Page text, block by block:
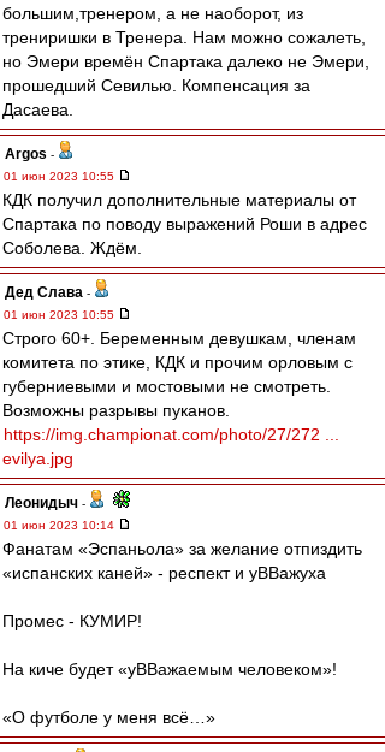
большим,тренером, а не наоборот, из
трениришки в Тренера. Нам можно сожалеть,
но Эмери времён Спартака далеко не Эмери,
прошедший Севилью. Компенсация за
Дасаева.
Argos -
01 июн 2023 10:55
КДК получил дополнительные материалы от
Спартака по поводу выражений Роши в адрес
Соболева. Ждём.
Дед Слава -
01 июн 2023 10:55
Строго 60+. Беременным девушкам, членам
комитета по этике, КДК и прочим орловым с
губерниевыми и мостовыми не смотреть.
Возможны разрывы пуканов.
https://img.championat.com/photo/27/272 ...
evilya.jpg
Леонидыч -
01 июн 2023 10:14
Фанатам «Эспаньола» за желание отпиздить
«испанских каней» - респект и уВВажуха
Промес - КУМИР!
На киче будет «уВВажаемым человеком»!
«О футболе у меня всё…»